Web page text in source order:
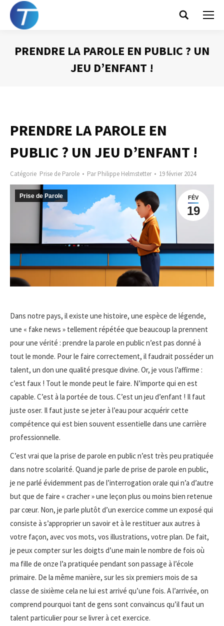
Search:
PRENDRE LA PAROLE EN PUBLIC ? UN
JEU D’ENFANT !
PRENDRE LA PAROLE EN
PUBLIC ? UN JEU D’ENFANT !
Catégorie Prise de Parole ParPhilippe Helmstetter 19 février 2024
FÉV
19
Prise de Parole
Dans notre pays, il existe une histoire, une espèce de légende,
une « fake news » tellement répétée que beaucoup la prennent
pour une vérité : prendre la parole en public n’est pas donné à
tout le monde. Pour le faire correctement, il faudrait posséder un
talent, un don une qualité presque divine. Or, je vous l’affirme :
c’est faux ! Tout le monde peut le faire. N’importe qui en est
capable. C’est à la portée de tous. C’est un jeu d’enfant ! Il faut
juste oser. Il faut juste se jeter à l’eau pour acquérir cette
compétence qui est bien souvent essentielle dans une carrière
professionnelle.
C’est vrai que la prise de parole en public n’est très peu pratiquée
dans notre scolarité. Quand je parle de prise de parole en public,
je ne parlé évidemment pas de l’interrogation orale qui n’a d’autre
but que de faire « cracher » une leçon plus ou moins bien retenue
par cœur. Non, je parle plutôt d’un exercice comme un exposé qui
consiste à s’approprier un savoir et à le restituer aux autres à
votre façon, avec vos mots, vos illustrations, votre plan. De fait,
je peux compter sur les doigts d’une main le nombre de fois où
ma fille de onze l’a pratiquée pendant son passage à l’école
primaire. De la même manière, sur les six premiers mois de sa
classe de sixième cela ne lui est arrivé qu’une fois. A l’arrivée, on
comprend pourquoi tant de gens sont convaincus qu’il faut un
talent particulier pour se livrer à cet exercice.